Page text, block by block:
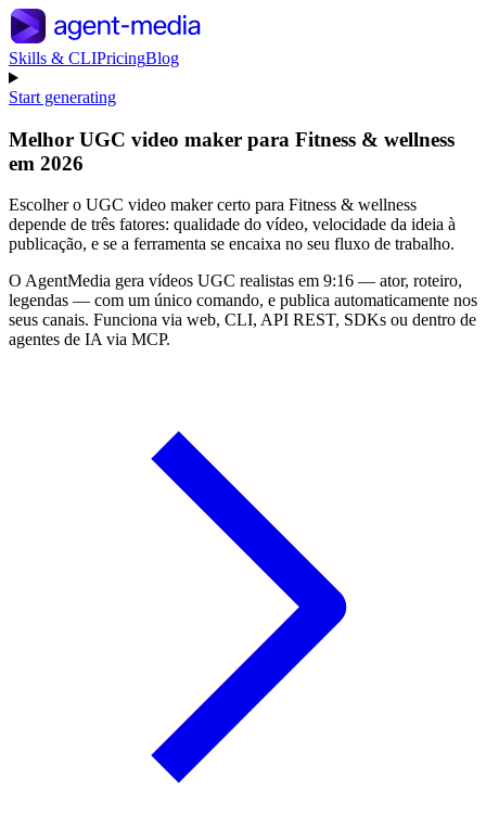
Skills & CLIPricingBlog
Start generating
Melhor UGC video maker para Fitness & wellness
em 2026
Escolher o UGC video maker certo para Fitness & wellness
depende de três fatores: qualidade do vídeo, velocidade da ideia à
publicação, e se a ferramenta se encaixa no seu fluxo de trabalho.
O AgentMedia gera vídeos UGC realistas em 9:16 — ator, roteiro,
legendas — com um único comando, e publica automaticamente nos
seus canais. Funciona via web, CLI, API REST, SDKs ou dentro de
agentes de IA via MCP.